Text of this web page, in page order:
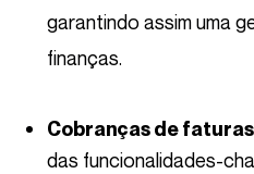
garantindo assim uma
finanças.
Cobranças de
das funcionalidades-